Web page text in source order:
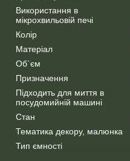
Використання в
мікрохвильовій печі
Колір
Матеріал
Об`єм
Призначення
Підходить для миття в
посудомийній машині
Стан
Тематика декору, малюнка
Тип ємності